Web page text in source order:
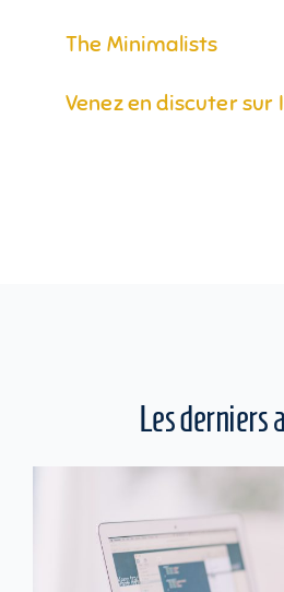
The Minimalists
Venez en discuter sur
Les derniers